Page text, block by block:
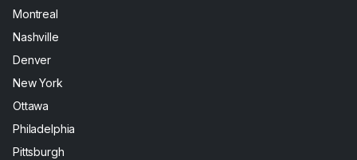
Montreal
Nashville
Denver
New York
Ottawa
Philadelphia
Pittsburgh